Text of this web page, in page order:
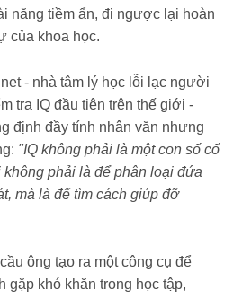
năng tiềm ẩn, đi ngược lại hoàn
của khoa học.
- nhà tâm lý học lỗi lạc người
tra IQ đầu tiên trên thế giới -
định đầy tính nhân văn nhưng
"IQ không phải là một con số cố
phải là để phân loại đứa
mà là để tìm cách giúp đỡ
ông tạo ra một công cụ để
gặp khó khăn trong học tập,